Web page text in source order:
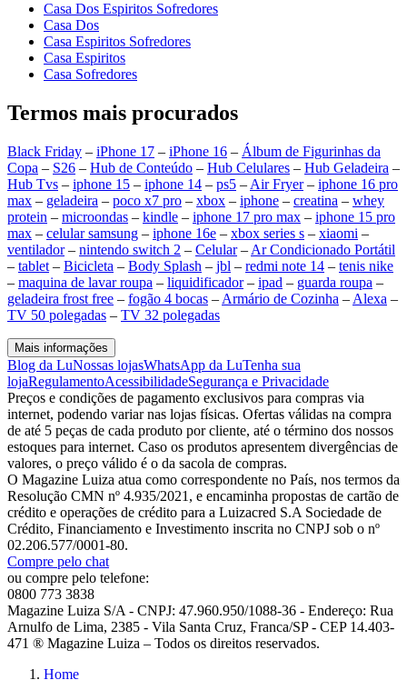
Casa Dos Espiritos Sofredores
Casa Dos
Casa Espiritos Sofredores
Casa Espiritos
Casa Sofredores
Termos mais procurados
Black Friday – iPhone 17 – iPhone 16 – Álbum de Figurinhas da
Copa – S26 – Hub de Conteúdo – Hub Celulares – Hub Geladeira –
Hub Tvs – iphone 15 – iphone 14 – ps5 – Air Fryer– iphone 16 pro
max – geladeira – poco x7 pro – xbox – iphone – creatina – whey
protein – microondas – kindle – iphone 17 pro max – iphone 15 pro
max – celular samsung – iphone 16e – xbox series s – xiaomi –
ventilador– nintendo switch 2 – Celular– Ar Condicionado Portátil
– tablet – Bicicleta – Body Splash – jbl – redmi note 14 – tenis nike
– maquina de lavar roupa – liquidificador– ipad – guarda roupa –
geladeira frost free – fogão 4 bocas – Armário de Cozinha – Alexa –
TV 50 polegadas – TV 32 polegadas
Mais informações
Blog da LuNossas lojasWhatsApp da LuTenha sua
lojaRegulamentoAcessibilidadeSegurança e Privacidade
Preços e condições de pagamento exclusivos para compras via
internet, podendo variar nas lojas físicas. Ofertas válidas na compra
de até 5 peças de cada produto por cliente, até o término dos nossos
estoques para internet. Caso os produtos apresentem divergências de
valores, o preço válido é o da sacola de compras.
O Magazine Luiza atua como correspondente no País, nos termos da
Resolução CMN nº 4.935/2021, e encaminha propostas de cartão de
crédito e operações de crédito para a Luizacred S.A Sociedade de
Crédito, Financiamento e Investimento inscrita no CNPJ sob o nº
02.206.577/0001-80.
Compre pelo chat
ou compre pelo telefone:
0800 773 3838
Magazine Luiza S/A - CNPJ: 47.960.950/1088-36 - Endereço: Rua
Arnulfo de Lima, 2385 - Vila Santa Cruz, Franca/SP - CEP 14.403-
471 ® Magazine Luiza – Todos os direitos reservados.
Home